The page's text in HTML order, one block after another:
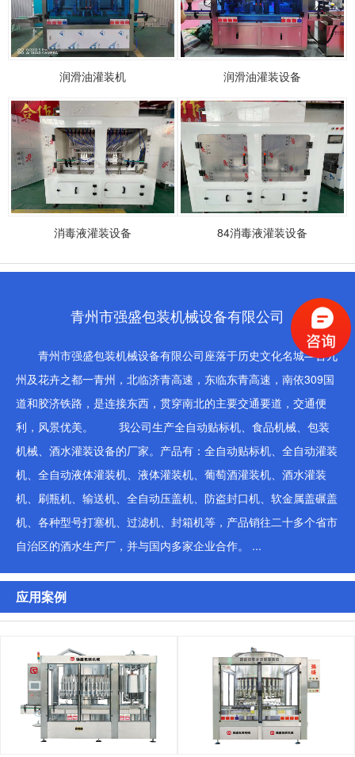
润滑油灌装机 润滑油灌装设备
消毒液灌装设备 84消毒液灌装设备
青州市强盛包装机械设备有限公司
青州市强盛包装机械设备有限公司座落于历史文化名城—古九
州及花卉之都一青州，北临济青高速，东临东青高速，南依309国
道和胶济铁路，是连接东西，贯穿南北的主要交通要道，交通便
利，风景优美。 我公司生产全自动贴标机、食品机械、包装
机械、酒水灌装设备的厂家。产品有：全自动贴标机、全自动灌装
机、全自动液体灌装机、液体灌装机、葡萄酒灌装机、酒水灌装
机、刷瓶机、输送机、全自动压盖机、防盗封口机、软金属盖碾盖
机、各种型号打塞机、过滤机、封箱机等，产品销往二十多个省市
自治区的酒水生产厂，并与国内多家企业合作。 ...
应用案例